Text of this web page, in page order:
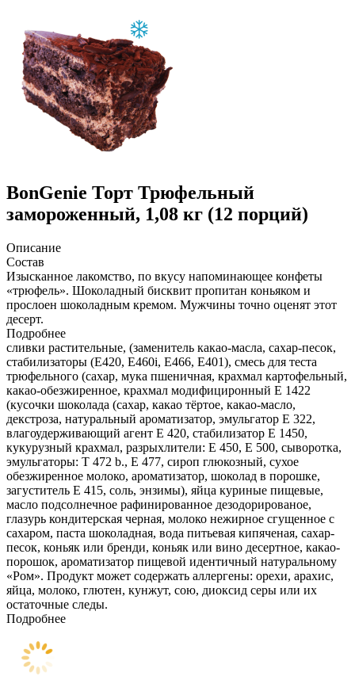
BonGenie Торт Трюфельный
замороженный, 1,08 кг (12 порций)
Описание
Состав
Изысканное лакомство, по вкусу напоминающее конфеты
«трюфель». Шоколадный бисквит пропитан коньяком и
прослоен шоколадным кремом. Мужчины точно оценят этот
десерт.
Подробнее
сливки растительные, (заменитель какао-масла, сахар-песок,
стабилизаторы (Е420, Е460i, Е466, Е401), смесь для теста
трюфельного (сахар, мука пшеничная, крахмал картофельный,
какао-обезжиренное, крахмал модифициронный E 1422
(кусочки шоколада (сахар, какао тёртое, какао-масло,
декстроза, натуральный ароматизатор, эмульгатор Е 322,
влагоудерживающий агент Е 420, стабилизатор Е 1450,
кукурузный крахмал, разрыхлители: Е 450, Е 500, сыворотка,
эмульгаторы: T 472 b., Е 477, сироп глюкозный, сухое
обезжиренное молоко, ароматизатор, шоколад в порошке,
загуститель Е 415, соль, энзимы), яйца куриные пищевые,
масло подсолнечное рафинированное дезодорированое,
глазурь кондитерская черная, молоко нежирное сгущенное с
сахаром, паста шоколадная, вода питьевая кипяченая, сахар-
песок, коньяк или бренди, коньяк или вино десертное, какао-
порошок, ароматизатор пищевой идентичный натуральному
«Ром». Продукт может содержать аллергены: орехи, арахис,
яйца, молоко, глютен, кунжут, сою, диоксид серы или их
остаточные следы.
Подробнее